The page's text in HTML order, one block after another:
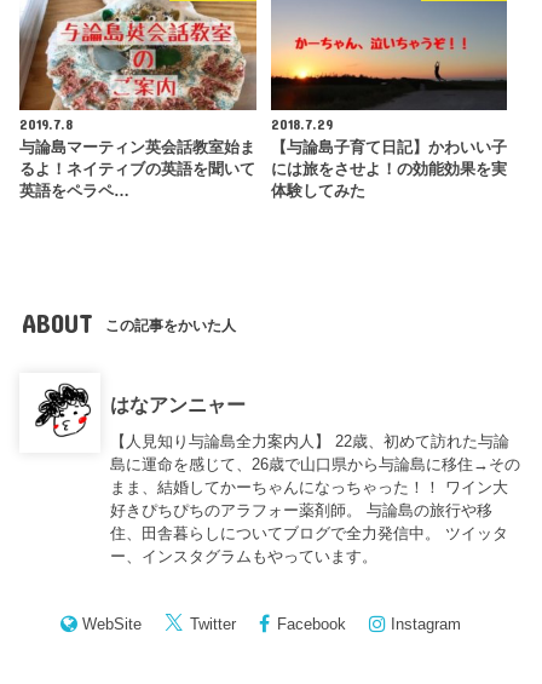
2019.7.8
与論島マーティン英会話教室始ま
るよ！ネイティブの英語を聞いて
英語をペラペ…
2018.7.29
【与論島子育て日記】かわいい子
には旅をさせよ！の効能効果を実
体験してみた
ABOUT この記事をかいた人
はなアンニャー
【人見知り与論島全力案内人】 22歳、初めて訪れた与論
島に運命を感じて、26歳で山口県から与論島に移住→その
まま、結婚してかーちゃんになっちゃった！！ ワイン大
好きぴちぴちのアラフォー薬剤師。 与論島の旅行や移
住、田舎暮らしについてブログで全力発信中。 ツイッタ
ー、インスタグラムもやっています。
WebSite Twitter Facebook Instagram